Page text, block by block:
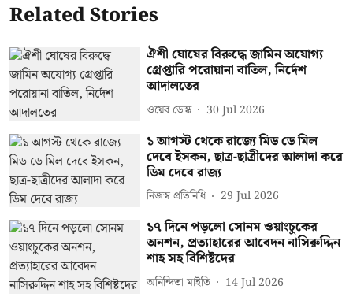
Related Stories
ঐশী ঘোষের বিরুদ্ধে জামিন অযোগ্য
গ্রেপ্তারি পরোয়ানা বাতিল, নির্দেশ
আদালতের
ওয়েব ডেস্ক 30 Jul 2026
১ আগস্ট থেকে রাজ্যে মিড ডে মিল
দেবে ইসকন, ছাত্র-ছাত্রীদের আলাদা করে
ডিম দেবে রাজ্য
নিজস্ব প্রতিনিধি 29 Jul 2026
১৭ দিনে পড়লো সোনম ওয়াংচুকের
অনশন, প্রত্যাহারের আবেদন নাসিরুদ্দিন
শাহ সহ বিশিষ্টদের
অনিন্দিতা মাইতি 14 Jul 2026